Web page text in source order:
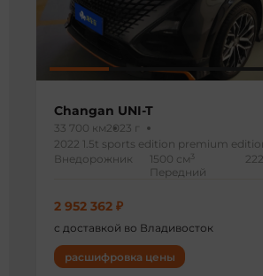
Changan UNI-T
33 700 км2023 г
2022 1.5t sports edition premium
Внедорожник
1500 см 3
Передний
2 952 362 ₽
с доставкой во Владивосток
расшифровка цены